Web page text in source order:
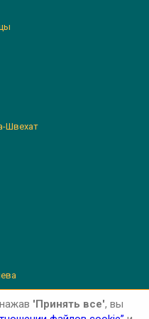
Швехат
'Принять все', вы